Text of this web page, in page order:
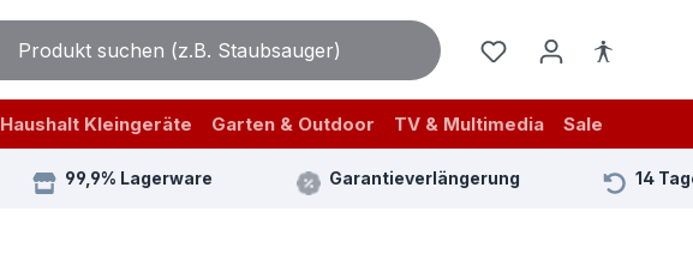
Haushalt Kleingeräte Garten & Outdoor TV & Multimedia Sale
99,9% Lagerware Garantieverlängerung 14